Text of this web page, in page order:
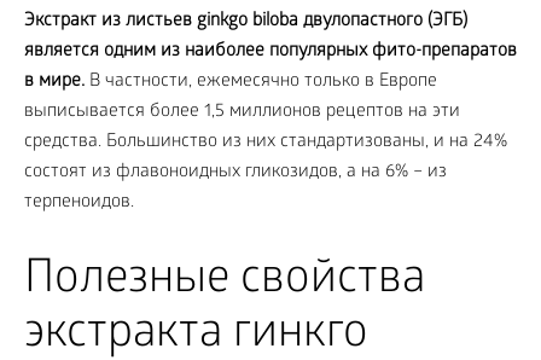
Экстракт из листьев ginkgo biloba двулопастного (ЭГБ)
является одним из наиболее популярных фито-препаратов
в мире. В частности, ежемесячно только в Европе
выписывается более 1,5 миллионов рецептов на эти
средства. Большинство из них стандартизованы, и на 24%
состоят из флавоноидных гликозидов, а на 6% – из
терпеноидов.
Полезные свойства
экстракта гинкго